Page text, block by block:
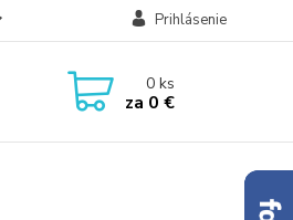
Prihlásenie
0ks
za 0 €